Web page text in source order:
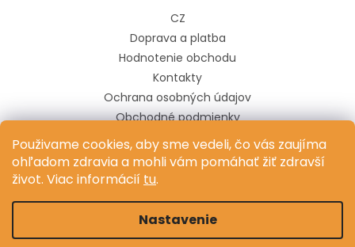
Použivame cookies, aby sme vedeli, čo vás zaujíma
ohľadom zdravia a mohli vám pomáhať žiť zdravší
život. Viac informácií tu.
Nastavenie
CZ
Doprava a platba
Hodnotenie obchodu
Kontakty
Ochrana osobných údajov
Obchodné podmienky
Pravidlá súťaže na sociálnych sieťach
Vytvoril Shoptet